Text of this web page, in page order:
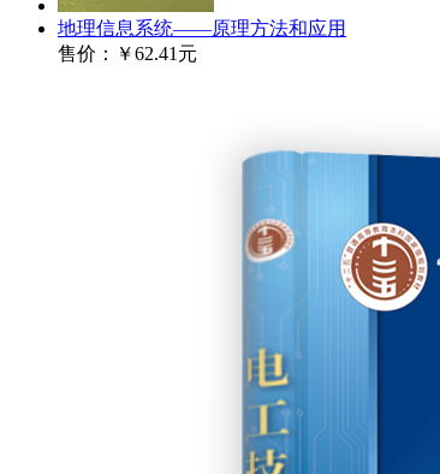
地理信息系统——原理方法和应用
售价：
￥62.41元